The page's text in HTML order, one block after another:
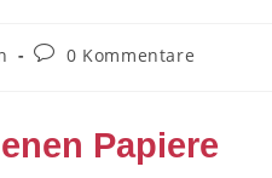
0 Kommentare
Papiere